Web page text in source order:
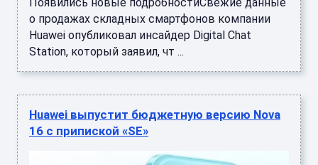
Появились новые подробностиСвежие данные
о продажах складных смартфонов компании
Huawei опубликовал инсайдер Digital Chat
Station, который заявил, чт ...
Huawei выпустит бюджетную версию Nova
16 с припиской «SE»